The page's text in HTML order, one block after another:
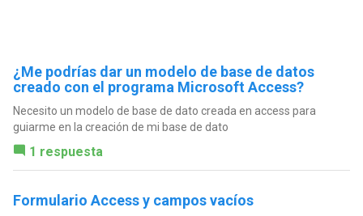
¿Me podrías dar un modelo de base de datos
creado con el programa Microsoft Access?
Necesito un modelo de base de dato creada en access para
guiarme en la creación de mi base de dato
1 respuesta
Formulario Access y campos vacíos